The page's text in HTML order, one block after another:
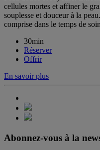
cellules mortes et affiner le
souplesse et douceur à la
comprise dans le temps de
30min
Réserver
Offrir
En savoir plus
Abonnez-vous à la